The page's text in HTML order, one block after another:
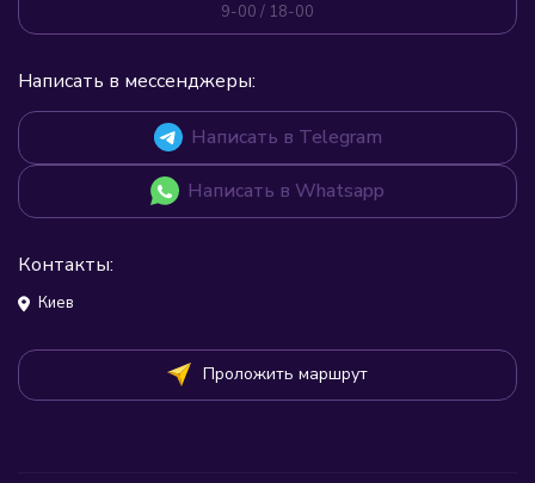
9-00 / 18-00
Написать в мессенджеры:
Написать в Telegram
Написать в Whatsapp
Контакты:
Киев
Проложить маршрут